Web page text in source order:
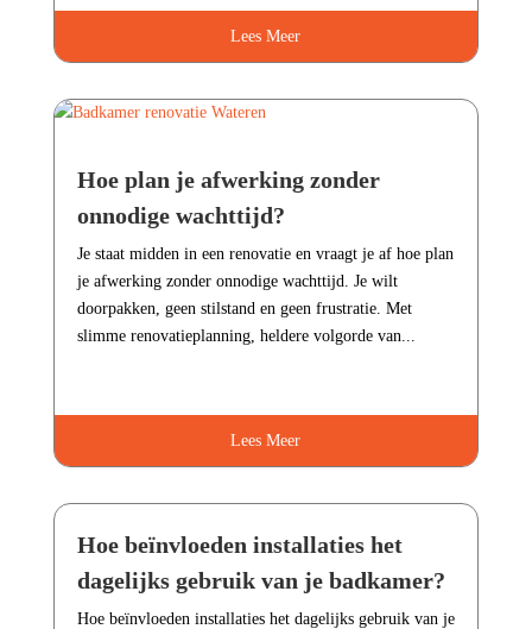
Lees Meer
Hoe plan je afwerking zonder
onnodige wachttijd?
Je staat midden in een renovatie en vraagt je af hoe plan
je afwerking zonder onnodige wachttijd.​ Je wilt
doorpakken, geen stilstand en geen frustratie.​ Met
slimme renovatieplanning, heldere volgorde van...
Lees Meer
Hoe beïnvloeden installaties het
dagelijks gebruik van je badkamer?
Hoe beïnvloeden installaties het dagelijks gebruik van je